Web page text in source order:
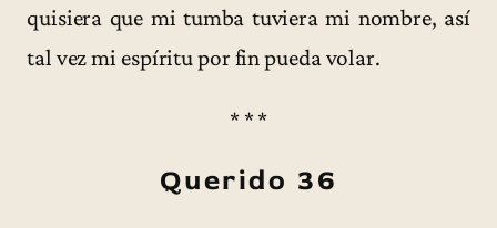
quisiera que mi tumba tuviera mi nombre, así
tal vez mi espíritu por fin pueda volar.
* * *
Querido 36